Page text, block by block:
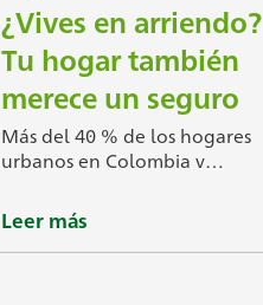
¿Vives en arriendo?
Tu hogar también
merece un seguro
Más del 40 % de los hogares
urbanos en Colombia v…
Leer más